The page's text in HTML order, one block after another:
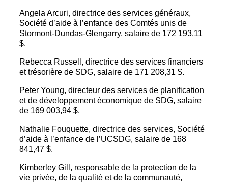
Angela Arcuri, directrice des services généraux,
Société d’aide à l’enfance des Comtés unis de
Stormont-Dundas-Glengarry, salaire de 172 193,11
$.
Rebecca Russell, directrice des services financiers
et trésorière de SDG, salaire de 171 208,31 $.
Peter Young, directeur des services de planification
et de développement économique de SDG, salaire
de 169 003,94 $.
Nathalie Fouquette, directrice des services, Société
d’aide à l’enfance de l’UCSDG, salaire de 168
841,47 $.
Kimberley Gill, responsable de la protection de la
vie privée, de la qualité et de la communauté,